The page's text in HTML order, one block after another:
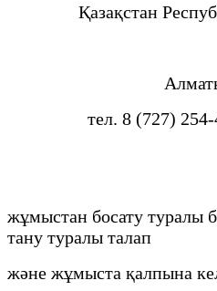
Қазақстан
тел. 8 (727)
жұмыстан босату туралы
тану туралы талап
және жұмыста қалпына